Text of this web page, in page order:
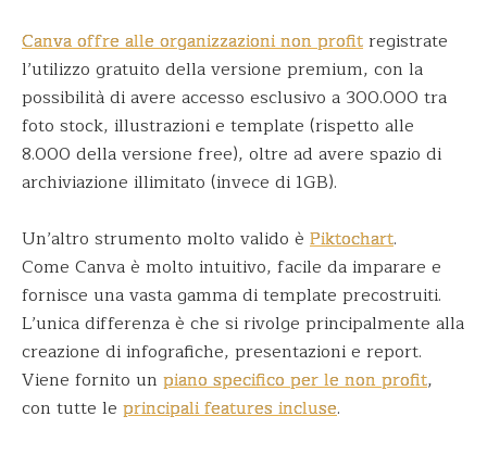
Canva offre alle organizzazioni non profitregistrate
l’utilizzo gratuito della versione premium, con la
possibilità di avere accesso esclusivo a 300.000 tra
foto stock, illustrazioni e template (rispetto alle
8.000 della versione free), oltre ad avere spazio di
archiviazione illimitato (invece di 1GB).
Un’altro strumento molto valido è Piktochart.
Come Canva è molto intuitivo, facile da imparare e
fornisce una vasta gamma di template precostruiti.
L’unica differenza è che si rivolge principalmente alla
creazione di infografiche, presentazioni e report.
Viene fornito un piano specifico per le non profit,
con tutte le principali features incluse.